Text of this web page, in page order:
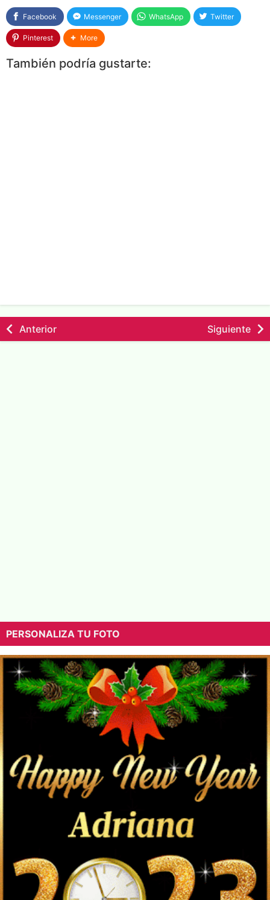
Facebook Messenger WhatsApp Twitter
Pinterest More
También podría gustarte:
Anterior Siguiente
PERSONALIZA TU FOTO